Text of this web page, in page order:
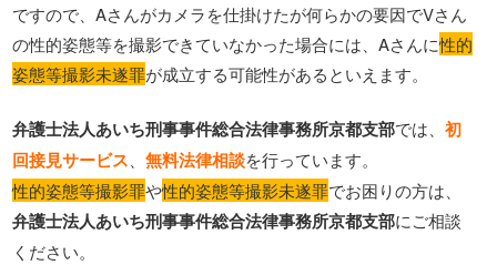
ですので、Aさんがカメラを仕掛けたが何らかの要因でVさん
の性的姿態等を撮影できていなかった場合には、Aさんに性的
姿態等撮影未遂罪が成立する可能性があるといえます。
弁護士法人あいち刑事事件総合法律事務所京都支部では、初
回接見サービス、無料法律相談を行っています。
性的姿態等撮影罪や性的姿態等撮影未遂罪でお困りの方は、
弁護士法人あいち刑事事件総合法律事務所京都支部にご相談
ください。